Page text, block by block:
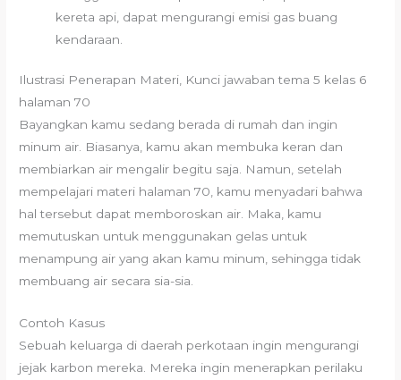
kereta api, dapat mengurangi emisi gas buang
kendaraan.
Ilustrasi Penerapan Materi, Kunci jawaban tema 5 kelas 6
halaman 70
Bayangkan kamu sedang berada di rumah dan ingin
minum air. Biasanya, kamu akan membuka keran dan
membiarkan air mengalir begitu saja. Namun, setelah
mempelajari materi halaman 70, kamu menyadari bahwa
hal tersebut dapat memboroskan air. Maka, kamu
memutuskan untuk menggunakan gelas untuk
menampung air yang akan kamu minum, sehingga tidak
membuang air secara sia-sia.
Contoh Kasus
Sebuah keluarga di daerah perkotaan ingin mengurangi
jejak karbon mereka. Mereka ingin menerapkan perilaku